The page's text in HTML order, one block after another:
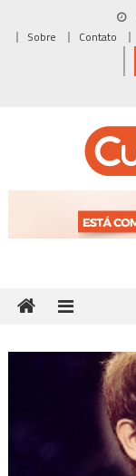
Sobre
Contato